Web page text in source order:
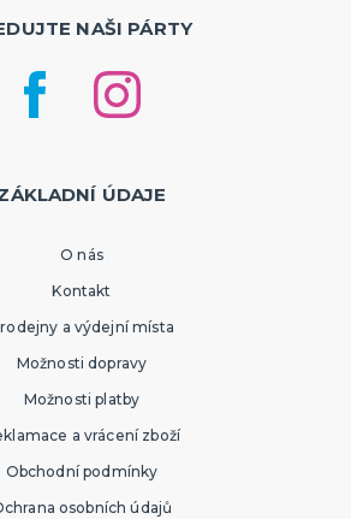
NAŠI PÁRTY
ÚDAJE
O nás
Kontakt
a výdejní místa
Možnosti dopravy
Možnosti platby
a vrácení zboží
Obchodní podmínky
osobních údajů